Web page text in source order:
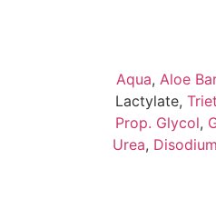
Aqua, Aloe
Lactylate,
Prop. Glycol,
Urea,